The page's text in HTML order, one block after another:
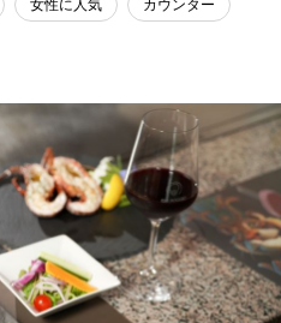
女性に人気 カウンター